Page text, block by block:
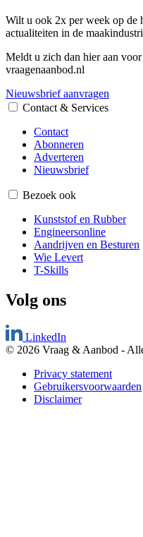
Wilt u ook 2x per week op de
actualiteiten in de
Meldt u zich dan hier aan
vraagenaanbod.nl
Nieuwsbrief aanvragen
Contact & Services
Contact
Abonneren
Adverteren
Nieuwsbrief
Bezoek ook
Kunststof en Rubber
Engineersonline
Aandrijven en Besturen
Wie Levert
T-Skills
Volg ons
LinkedIn
© 2026 Vraag & Aanbod -
Privacy statement
Gebruikersvoorwaarden
Disclaimer